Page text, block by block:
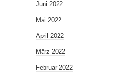
Juni 2022
Mai 2022
April 2022
März 2022
Februar 2022